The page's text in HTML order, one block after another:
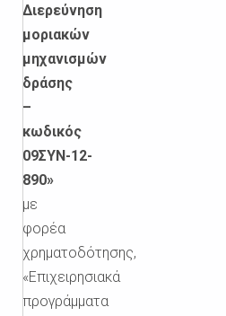
Διερεύνηση
μοριακών
μηχανισμών
δράσης
–
κωδικός
09ΣΥΝ-12-
890»
με
φορέα
χρηματοδότησης,
«Επιχειρησιακά
προγράμματα